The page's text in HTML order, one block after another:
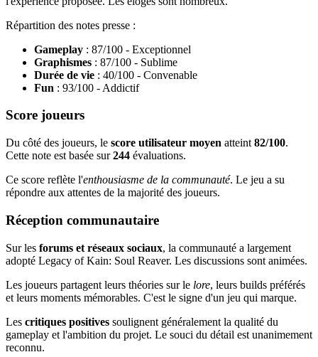
Répartition des notes presse :
Gameplay : 87/100 - Exceptionnel
Graphismes : 87/100 - Sublime
Durée de vie : 40/100 - Convenable
Fun : 93/100 - Addictif
Score joueurs
Du côté des joueurs, le score utilisateur moyen atteint 82/100.
Cette note est basée sur244 évaluations.
Ce score reflète l'enthousiasme de la communauté. Le jeu a su
répondre aux attentes de la majorité des joueurs.
Réception communautaire
Sur les forums et réseaux sociaux, la communauté a largement
adopté Legacy of Kain: Soul Reaver. Les discussions sont animées.
Les joueurs partagent leurs théories sur le lore, leurs builds préférés
et leurs moments mémorables. C'est le signe d'un jeu qui marque.
Les critiques positives soulignent généralement la qualité du
gameplay et l'ambition du projet. Le souci du détail est unanimement
reconnu.